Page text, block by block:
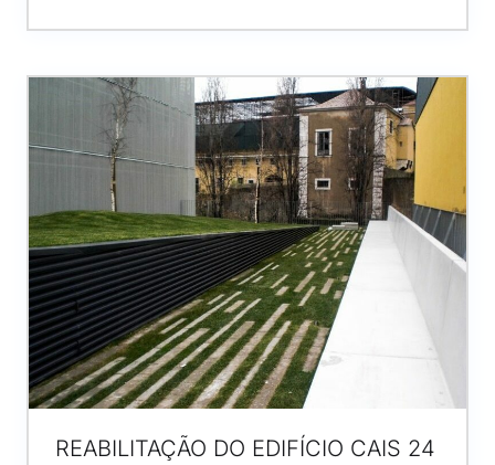
REABILITAÇÃO DO EDIFÍCIO CAIS 24